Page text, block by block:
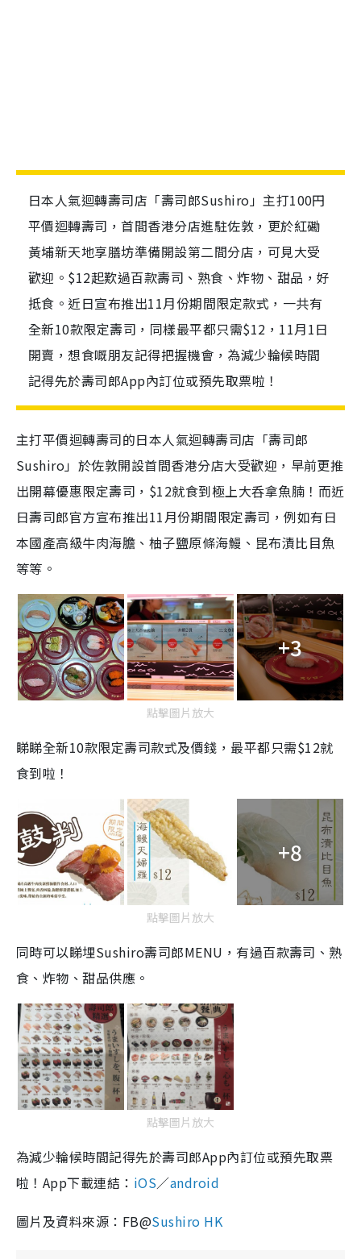
日本人氣迴轉壽司店「壽司郎Sushiro」主打100円
平價迴轉壽司，首間香港分店進駐佐敦，更於紅磡
黃埔新天地享膳坊準備開設第二間分店，可見大受
歡迎。$12起歎過百款壽司、熟食、炸物、甜品，好
抵食。近日宣布推出11月份期間限定款式，一共有
全新10款限定壽司，同樣最平都只需$12，11月1日
開賣，想食嘅朋友記得把握機會，為減少輪候時間
記得先於壽司郎App內訂位或預先取票啦！
主打平價迴轉壽司的日本人氣迴轉壽司店「壽司郎
Sushiro」於佐敦開設首間香港分店大受歡迎，早前更推
出開幕優惠限定壽司，$12就食到極上大呑拿魚腩！而近
日壽司郎官方宣布推出11月份期間限定壽司，例如有日
本國產高級牛肉海膽、柚子鹽原條海鰻、昆布漬比目魚
等等。
+3
點擊圖片放大
睇睇全新10款限定壽司款式及價錢，最平都只需$12就
食到啦！
+8
點擊圖片放大
同時可以睇埋Sushiro壽司郎MENU，有過百款壽司、熟
食、炸物、甜品供應。
點擊圖片放大
為減少輪候時間記得先於壽司郎App內訂位或預先取票
啦！App下載連結： iOS／android
圖片及資料來源：FB@Sushiro HK